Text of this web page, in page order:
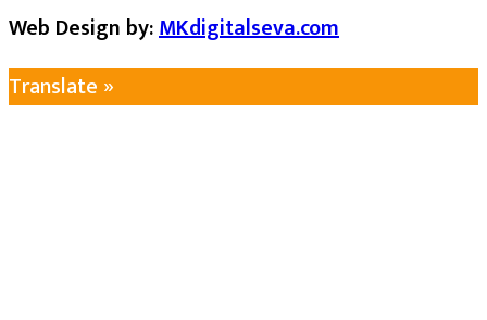
Web Design by:MKdigitalseva.com
Translate »